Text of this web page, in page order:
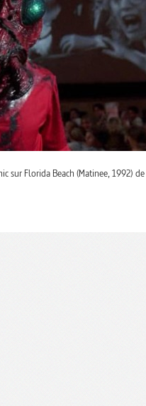
sur Florida Beach (Matinee, 1992)